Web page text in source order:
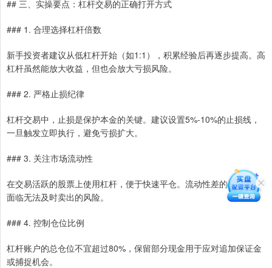
## 三、实操要点：杠杆交易的正确打开方式
### 1. 合理选择杠杆倍数
新手投资者建议从低杠杆开始（如1:1），积累经验后再逐步提高。高
杠杆虽然能放大收益，但也会放大亏损风险。
### 2. 严格止损纪律
杠杆交易中，止损是保护本金的关键。建议设置5%-10%的止损线，
一旦触发立即执行，避免亏损扩大。
### 3. 关注市场流动性
在交易活跃的股票上使用杠杆，便于快速平仓。流动性差的股票可能
面临无法及时卖出的风险。
### 4. 控制仓位比例
杠杆账户的总仓位不宜超过80%，保留部分现金用于应对追加保证金
或捕捉机会。